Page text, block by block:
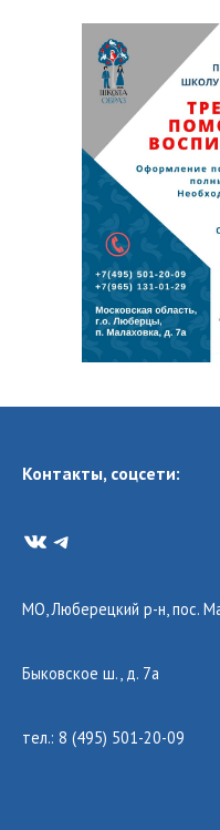
Контакты, соцсети:
VKTelegram
МО, Люберецкий р-н, пос.
Быковское ш., д. 7а
тел.: 8 (495) 501-20-09